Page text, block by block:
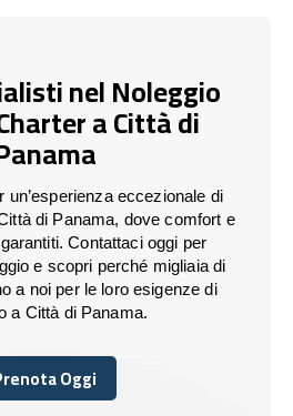
nel Noleggio
a Città di
un’esperienza eccezionale di
di Panama, dove comfort e
Contattaci oggi per
e scopri perché migliaia di
a noi per le loro esigenze di
a Città di Panama.
Oggi
Oggi